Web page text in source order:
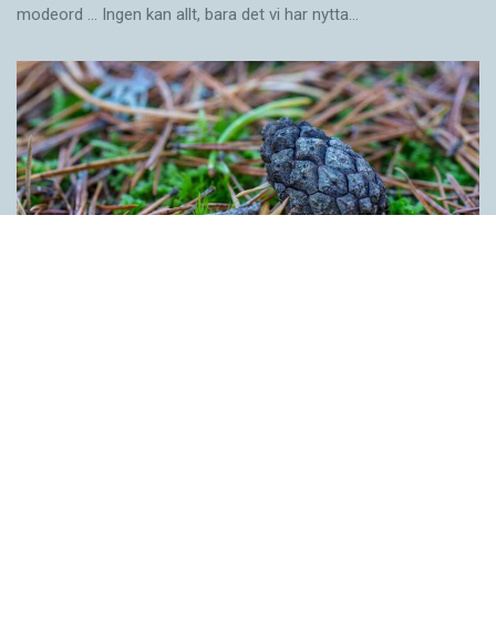
modeord … Ingen kan allt, bara det vi har nytta…